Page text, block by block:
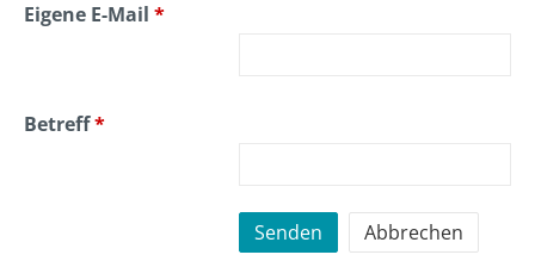
Eigene E-Mail *
Betreff*
Senden Abbrechen